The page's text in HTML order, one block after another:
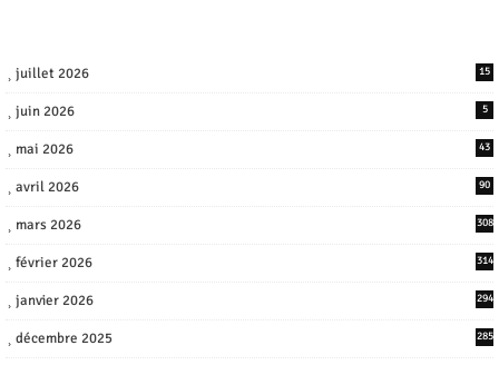
juillet 2026 15
juin 2026 5
mai 2026 43
avril 2026 90
mars 2026 308
février 2026 314
janvier 2026 294
décembre 2025 285